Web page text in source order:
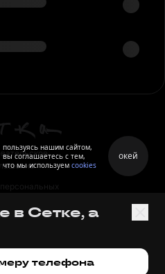
в Сетке, а
телефона
пользуясь нашим сайтом,
вы соглашаетесь с тем,
что мы используем cookies
окей